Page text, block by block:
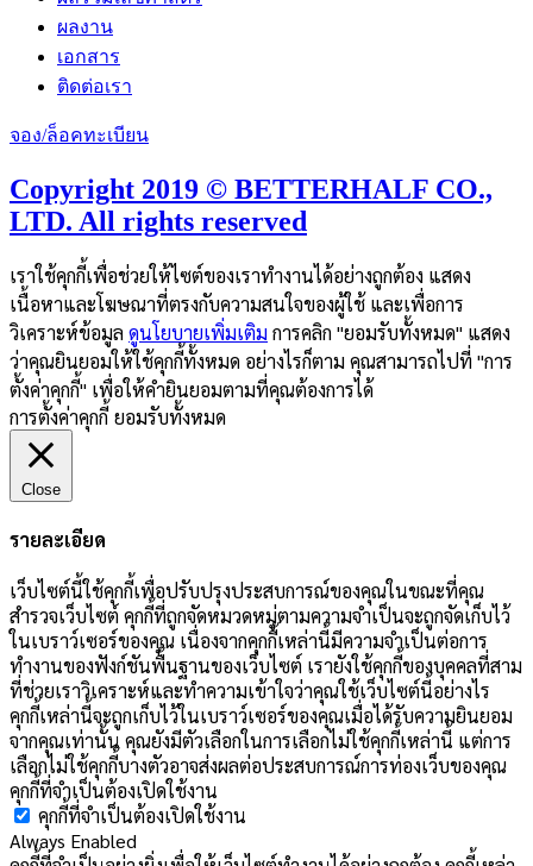
ผลงาน
เอกสาร
ติดต่อเรา
จอง/ล็อคทะเบียน
Copyright 2019 © BETTERHALF CO.,
LTD. All rights reserved
เราใช้คุกกี้เพื่อช่วยให้ไซต์ของเราทำงานได้อย่างถูกต้อง แสดง
เนื้อหาและโฆษณาที่ตรงกับความสนใจของผู้ใช้ และเพื่อการ
วิเคราะห์ข้อมูล ดูนโยบายเพิ่มเติม การคลิก "ยอมรับทั้งหมด" แสดง
ว่าคุณยินยอมให้ใช้คุกกี้ทั้งหมด อย่างไรก็ตาม คุณสามารถไปที่ "การ
ตั้งค่าคุกกี้" เพื่อให้คำยินยอมตามที่คุณต้องการได้
การตั้งค่าคุกกี้ ยอมรับทั้งหมด
Close
รายละเอียด
เว็บไซต์นี้ใช้คุกกี้เพื่อปรับปรุงประสบการณ์ของคุณในขณะที่คุณ
สำรวจเว็บไซต์ คุกกี้ที่ถูกจัดหมวดหมู่ตามความจำเป็นจะถูกจัดเก็บไว้
ในเบราว์เซอร์ของคุณ เนื่องจากคุกกี้เหล่านี้มีความจำเป็นต่อการ
ทำงานของฟังก์ชันพื้นฐานของเว็บไซต์ เรายังใช้คุกกี้ของบุคคลที่สาม
ที่ช่วยเราวิเคราะห์และทำความเข้าใจว่าคุณใช้เว็บไซต์นี้อย่างไร
คุกกี้เหล่านี้จะถูกเก็บไว้ในเบราว์เซอร์ของคุณเมื่อได้รับความยินยอม
จากคุณเท่านั้น คุณยังมีตัวเลือกในการเลือกไม่ใช้คุกกี้เหล่านี้ แต่การ
เลือกไม่ใช้คุกกี้บางตัวอาจส่งผลต่อประสบการณ์การท่องเว็บของคุณ
คุกกี้ที่จำเป็นต้องเปิดใช้งาน
คุกกี้ที่จำเป็นต้องเปิดใช้งาน
Always Enabled